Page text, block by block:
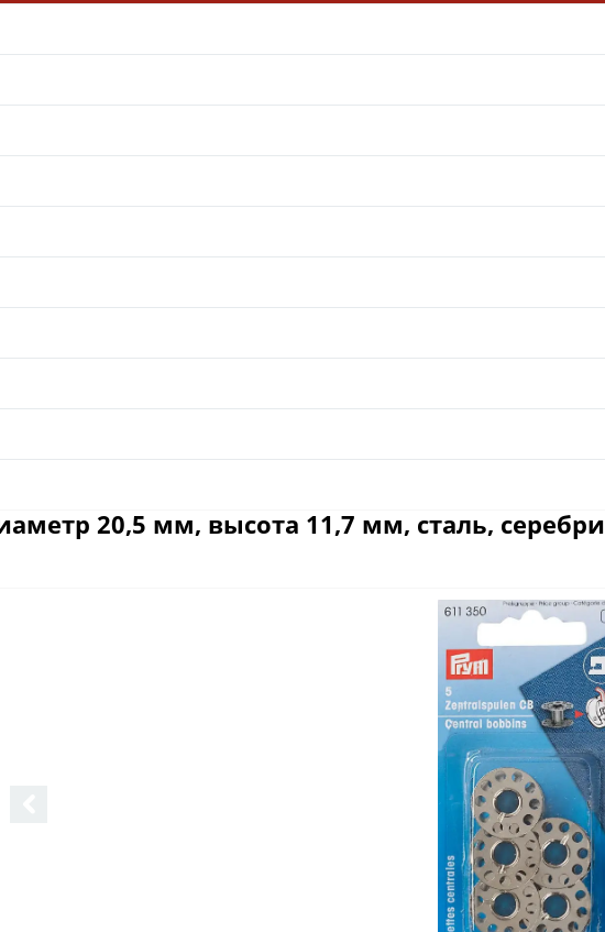
20,5 мм, высота 11,7 мм, сталь,